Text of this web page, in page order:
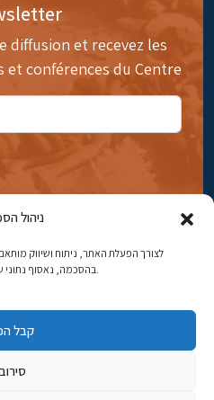
ניהול
בהסכמה, נאסוף נתוני שימוש; ניתן לנהל או למשוך הסכמה בכל עת.
קבל
סירוב
diffusion et recevez les
et conférences du Centre
Rehavia, Jérusalem
najww2@ybz.org.il